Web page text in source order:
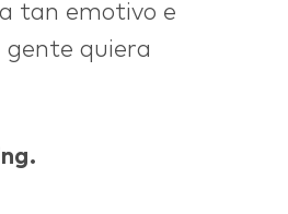
tan emotivo e
gente quiera